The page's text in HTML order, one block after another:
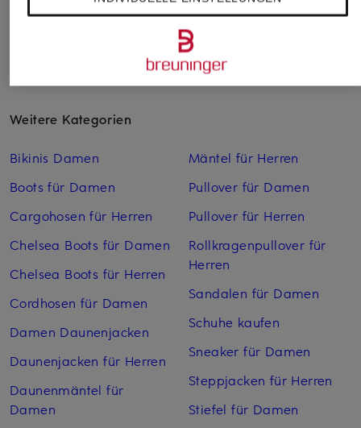
Weitere Kategorien
Bikinis Damen
Boots für Damen
Cargohosen für Herren
Chelsea Boots für Damen
Chelsea Boots für Herren
Cordhosen für Damen
Damen Daunenjacken
Daunenjacken für Herren
Daunenmäntel für
Damen
Mäntel für Herren
Pullover für Damen
Pullover für Herren
Rollkragenpullover für
Herren
Sandalen für Damen
Schuhe kaufen
Sneaker für Damen
Steppjacken für Herren
Stiefel für Damen